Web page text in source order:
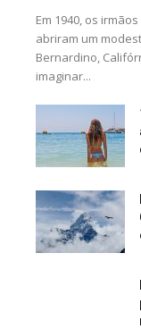
Em 1940, os
abriram um
Bernardino,
imaginar...